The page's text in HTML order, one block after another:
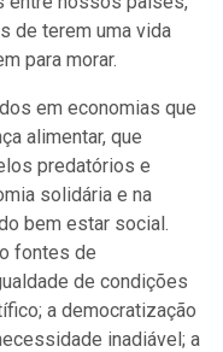
de terem uma vida
para morar.
em economias que
alimentar, que
predatórios e
solidária e na
bem estar social.
fontes de
de condições
a democratização
inadiável; a